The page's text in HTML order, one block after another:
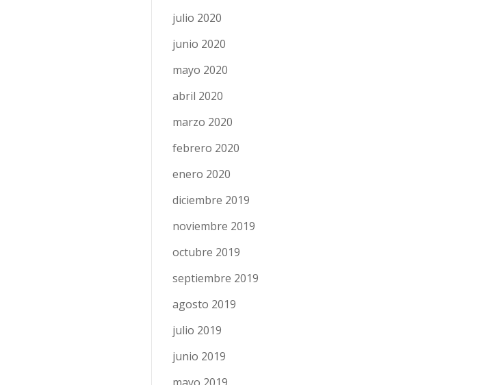
julio 2020
junio 2020
mayo 2020
abril 2020
marzo 2020
febrero 2020
enero 2020
diciembre 2019
noviembre 2019
octubre 2019
septiembre 2019
agosto 2019
julio 2019
junio 2019